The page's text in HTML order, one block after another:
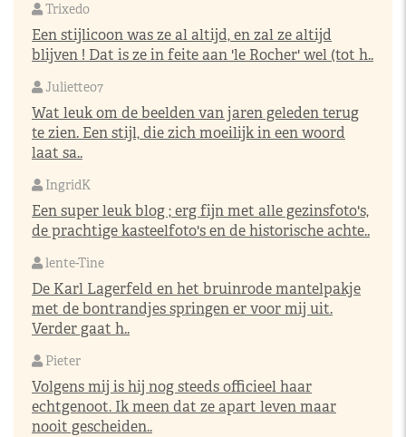
Trixedo
Een stijlicoon was ze al altijd, en zal ze altijd
blijven ! Dat is ze in feite aan 'le Rocher' wel (tot h..
Juliette07
Wat leuk om de beelden van jaren geleden terug
te zien. Een stijl, die zich moeilijk in een woord
laat sa..
IngridK
Een super leuk blog ; erg fijn met alle gezinsfoto's,
de prachtige kasteelfoto's en de historische achte..
lente-Tine
De Karl Lagerfeld en het bruinrode mantelpakje
met de bontrandjes springen er voor mij uit.
Verder gaat h..
Pieter
Volgens mij is hij nog steeds officieel haar
echtgenoot. Ik meen dat ze apart leven maar
nooit gescheiden..